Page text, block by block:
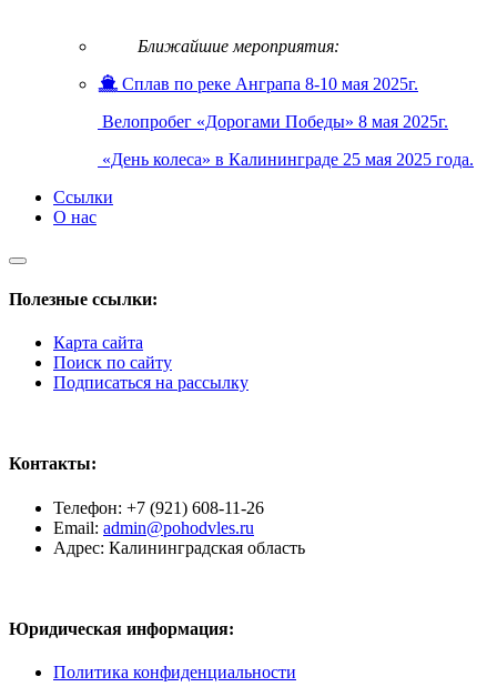
Ближайшие мероприятия:
Сплав по реке Анграпа 8-10 мая 2025г.
Велопробег «Дорогами Победы» 8 мая 2025г.
«День колеса» в Калининграде 25 мая 2025 года.
Ссылки
О нас
Полезные ссылки:
Карта сайта
Поиск по сайту
Подписаться на рассылку
Контакты:
Телефон: +7 (921) 608-11-26
Email: admin@pohodvles.ru
Адрес: Калининградская область
Юридическая информация:
Политика конфиденциальности